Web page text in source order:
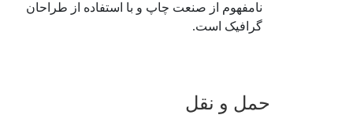
نامفهوم از صنعت چاپ و با استفاده از طراحان
گرافیک است.
حمل و نقل